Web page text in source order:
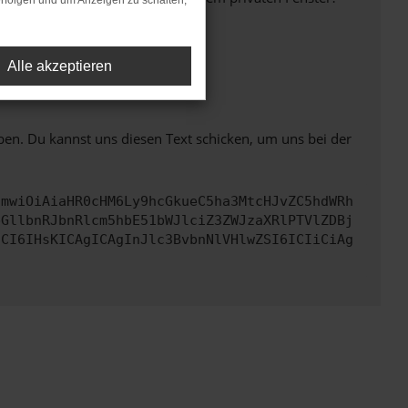
mehr unterstützt werden.
Du kannst uns diesen Text schicken, um uns bei der
Alle akzeptieren